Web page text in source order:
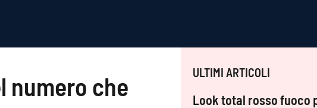
numero che
ULTIMI ARTICOLI
Look total rosso fuoco